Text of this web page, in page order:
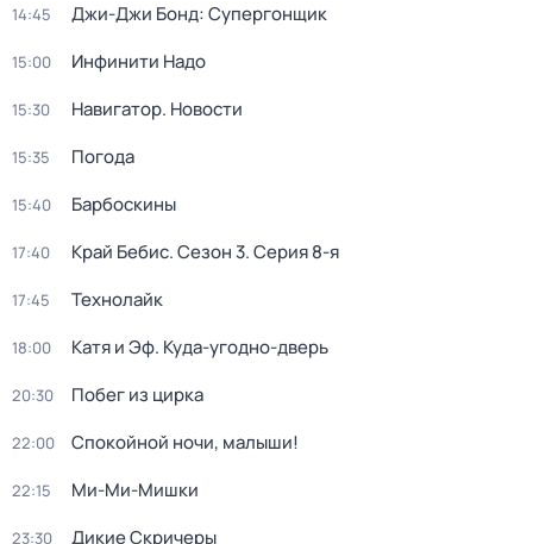
14:45 Джи-Джи Бонд: Супергонщик
15:00 Инфинити Надо
15:30 Навигатор. Новости
15:35 Погода
15:40 Барбоскины
17:40 Край Бебис. Сезон 3. Серия 8-я
17:45 Технолайк
18:00 Катя и Эф. Куда-угодно-дверь
20:30 Побег из цирка
22:00 Спокойной ночи, малыши!
22:15 Ми-Ми-Мишки
23:30 Дикие Скричеры